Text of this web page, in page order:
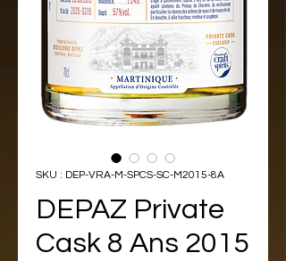
SKU : DEP-VRA-M-SPCS-SC-M2015-8A
DEPAZ Private
Cask 8 Ans 2015